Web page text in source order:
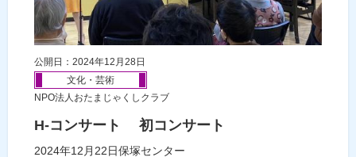
公開日：2024年12月28日
文化・芸術
NPO法人おたまじゃくしクラブ
H-コンサート 初コンサート
2024年12月22日保塚センター